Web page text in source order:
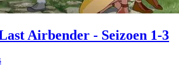
Airbender - Seizoen 1-3